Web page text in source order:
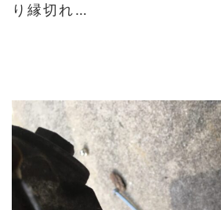
り縁切れ…